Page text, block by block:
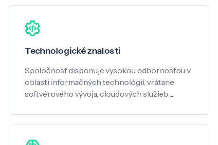
Technologické znalosti
Spoločnosť disponuje vysokou odbornosťou v
oblasti informačných technológií, vrátane
softvérového vývoja, cloudových služieb ...